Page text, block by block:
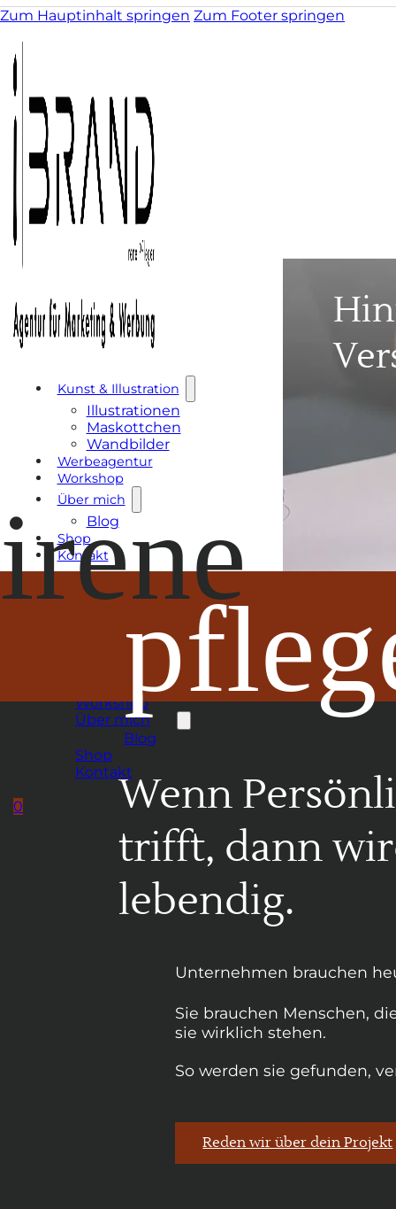
Zum Hauptinhalt springen Zum Footer springen
Kunst & Illustration
Illustrationen
Maskottchen
Wandbilder
Werbeagentur
Workshop
Über mich
Blog
Shop
Kontakt
Kunst & Illustration
Illustrationen
Maskottchen
Wandbilder
Werbeagentur
Workshop
Über mich
Blog
Shop
Kontakt
0
irene
Wenn
trifft, dann
lebendig.
Unternehmen brauchen
Sie brauchen Menschen,
sie wirklich stehen.
So werden sie gefunden,
Reden wir über dein Projekt